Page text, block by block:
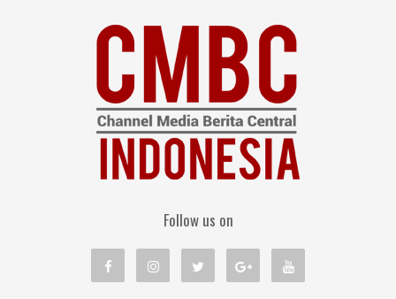
Follow us on